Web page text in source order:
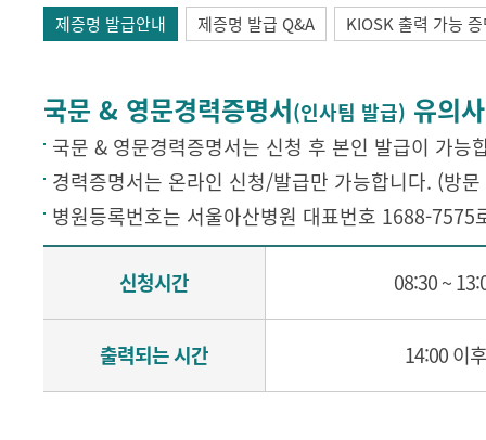
제증명 발급안내 제증명 발급 Q&A KIOSK 출력 가능
국문 & 영문경력증명서(인사팀 발급) 유의
국문 & 영문경력증명서는 신청 후 본인 발급이 가
경력증명서는 온라인 신청/발급만 가능합니다. (방
병원등록번호는 서울아산병원 대표번호 1688-7575
신청시간 08:30 ~
출력되는 시간 14:00 이후